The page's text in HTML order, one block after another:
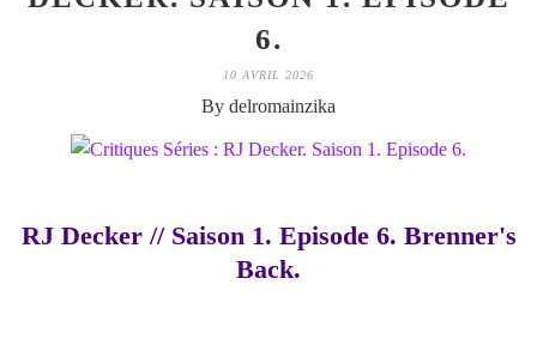
6.
10 AVRIL 2026
By delromainzika
RJ Decker // Saison 1. Episode 6. Brenner's
Back.